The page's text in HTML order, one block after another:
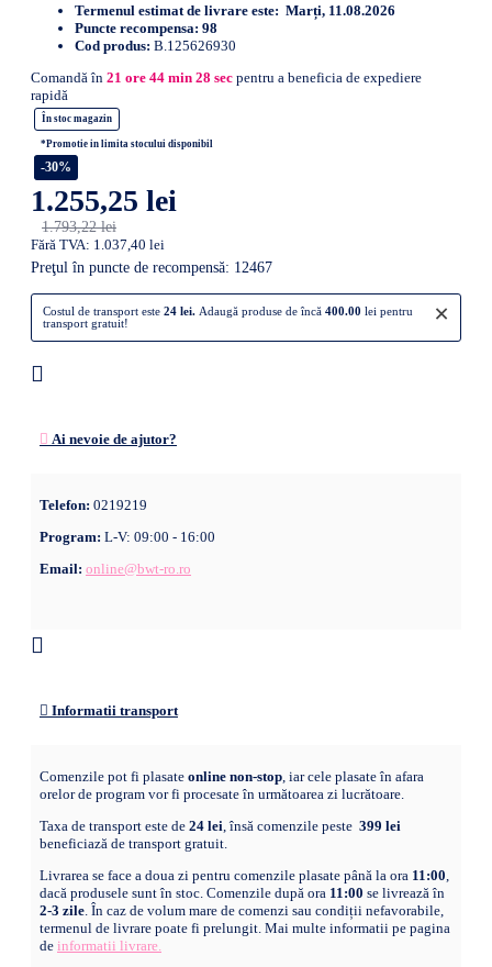
Termenul estimat de livrare este: Marți, 11.08.2026
Puncte recompensa: 98
Cod produs: B.125626930
Comandă în 21 ore 44 min 27 sec pentru a beneficia de expediere
rapidă
În stoc magazin
*Promotie in limita stocului disponibil
-30%
1.255,25 lei
1.793,22 lei
Fără TVA: 1.037,40 lei
Preţul în puncte de recompensă: 12467
×
Costul de transport este 24 lei. Adaugă produse de încă 400.00 lei pentru
transport gratuit!
Ai nevoie de ajutor?
Telefon: 0219219
Program: L-V: 09:00 - 16:00
Email: online@bwt-ro.ro
Informatii transport
Comenzile pot fi plasate online non-stop, iar cele plasate în afara
orelor de program vor fi procesate în următoarea zi lucrătoare.
Taxa de transport este de 24 lei, însă comenzile peste 399 lei
beneficiază de transport gratuit.
Livrarea se face a doua zi pentru comenzile plasate până la ora 11:00,
dacă produsele sunt în stoc. Comenzile după ora 11:00 se livrează în
2-3 zile. În caz de volum mare de comenzi sau condiții nefavorabile,
termenul de livrare poate fi prelungit. Mai multe informatii pe pagina
de informatii livrare.